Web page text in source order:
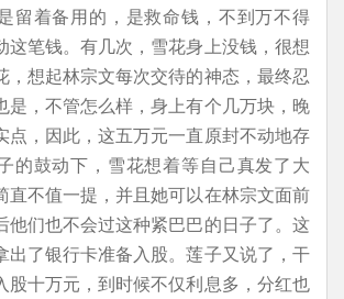
留着备用的，是救命钱，不到万不得
这笔钱。有几次，雪花身上没钱，很想
，想起林宗文每次交待的神态，最终忍
是，不管怎么样，身上有个几万块，晚
点，因此，这五万元一直原封不动地存
的鼓动下，雪花想着等自己真发了大
直不值一提，并且她可以在林宗文面前
他们也不会过这种紧巴巴的日子了。这
出了银行卡准备入股。莲子又说了，干
股十万元，到时候不仅利息多，分红也